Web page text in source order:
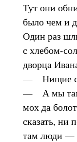
Тут они
было чем и
Один раз
с хлебом-
дворца
— Нищие
— А мы там
мох да
сказать, ни
там люди —